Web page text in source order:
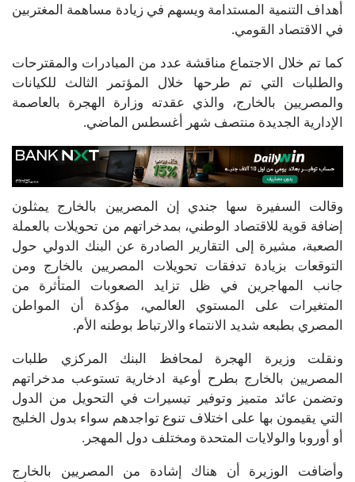
أهداف التنمية المستدامة ويسهم في زيادة مساهمة المغتربين
في الاقتصاد القومي.
كما تم خلال الاجتماع مناقشة عدد من المبادرات والمقترحات
والطلبات التي تم طرحها خلال المؤتمر الثالث للكيانات
والمصريين بالخارج، والذي عقدته وزارة الهجرة بالعاصمة
الإدارية الجديدة منتصف شهر أغسطس الماضي.
وقالت السفيرة سها جندي إن المصريين بالخارج يمثلون
إضافة قوية للاقتصاد الوطني، بمدخراتهم من تحويلات بالعملة
الصعبة، مشيرة إلى التقارير الصادرة عن البنك الدولي حول
التوقعات بزيادة تدفقات تحويلات المصريين بالخارج ومن
جانب المهاجرين في ظل تزايد الصعوبات المتأثرة من
المتغيرات على المستوي العالمي، مؤكدة أن المواطن
المصري بطبعه شديد الانتماء والارتباط بوطنه الأم.
ونقلت وزيرة الهجرة لمحافظ البنك المركزي طلبات
المصريين بالخارج بطرح أوعية ادخارية تستوعب مدخراتهم
وتضمن عائد متميز وتوفير تيسيرات في التحويل من الدول
التي يقيمون بها على اختلاف تنوع تواجدهم سواء بدول الخليج
أو أوروبا والولايات المتحدة ومختلف دول المهجر.
وأضافت الوزيرة أن هناك إشادة من المصريين بالخارج